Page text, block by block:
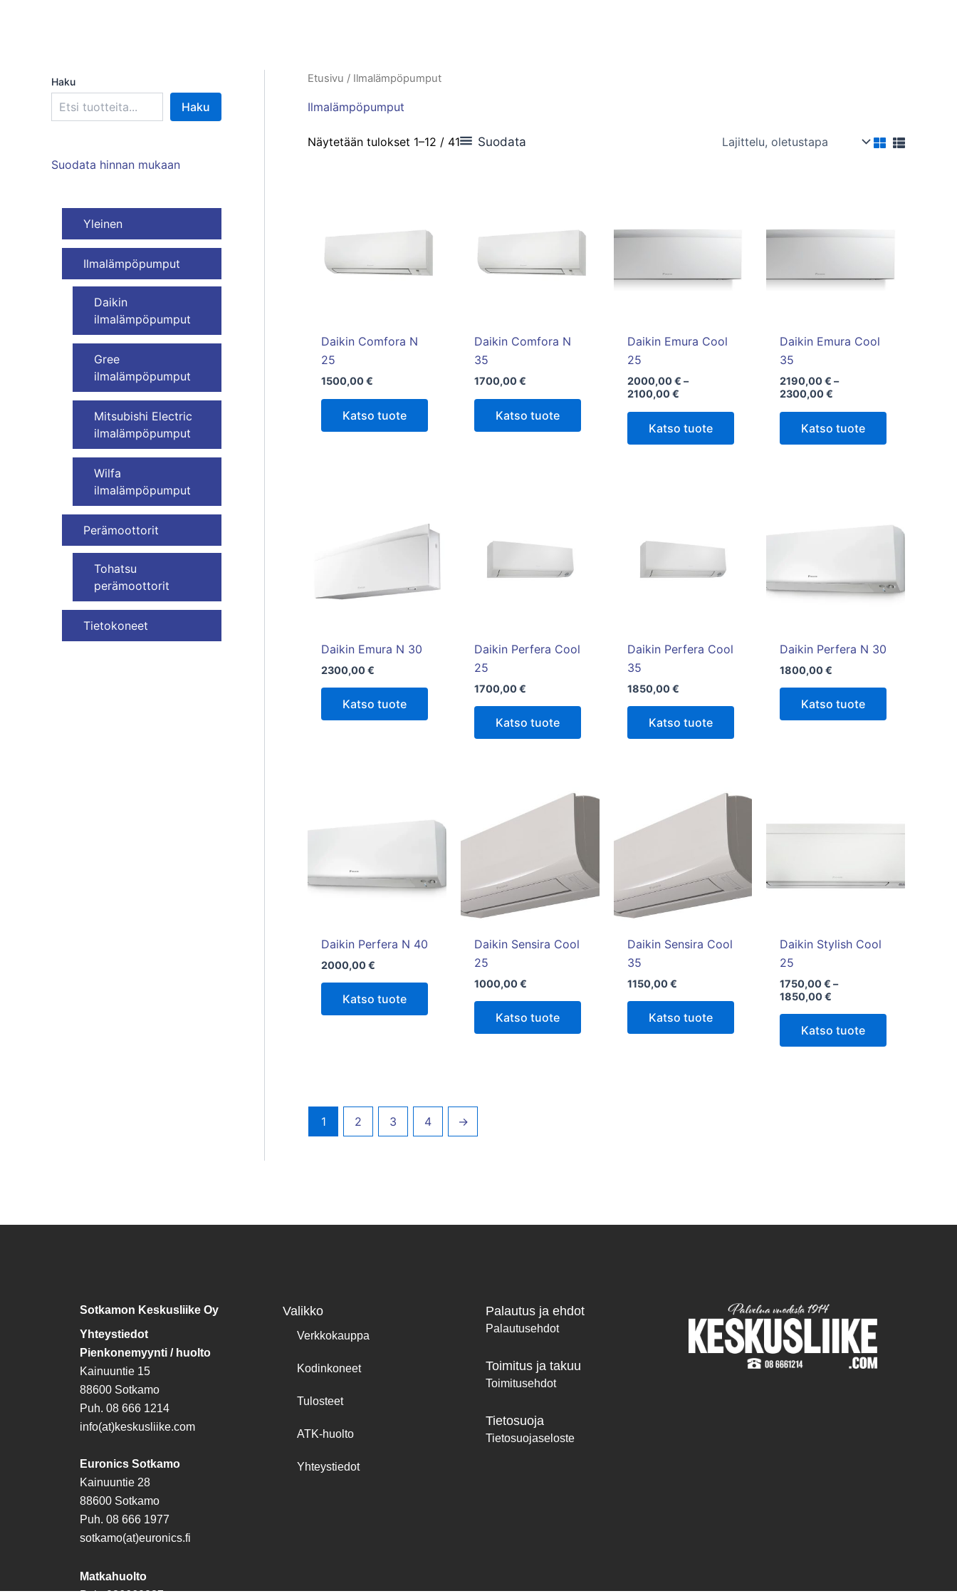
Haku
Haku
Suodata hinnan mukaan
Yleinen
Ilmalämpöpumput
Daikin
ilmalämpöpumput
Gree
ilmalämpöpumput
Mitsubishi Electric
ilmalämpöpumput
Wilfa
ilmalämpöpumput
Perämoottorit
Tohatsu
perämoottorit
Tietokoneet
Etusivu / Ilmalämpöpumput
Ilmalämpöpumput
Näytetään tulokset 1–12 / 41 Suodata
Daikin Comfora N
25
1500,00€
Katso tuote
Daikin Comfora N
35
1700,00€
Katso tuote
Daikin Emura Cool
25
2000,00€ –
2100,00€
2100,00 €
Katso tuote
Daikin Emura Cool
35
2190,00€ –
2300,00€
2300,00 €
Katso tuote
Daikin Emura N 30
2300,00€
Katso tuote
on
muunnelma.
Voit
Daikin Perfera Cool
25
1700,00€
Katso tuote
Daikin Perfera Cool
35
1850,00€
Katso tuote
Daikin Perfera N 30
1800,00€
Katso tuote
Daikin Perfera N 40
2000,00€
Katso tuote
Daikin Sensira Cool
25
1000,00€
Katso tuote
Daikin Sensira Cool
35
1150,00€
Katso tuote
Daikin Stylish Cool
25
1750,00€ –
1850,00€
Katso tuote
on
Voit
1 2 3 4 →
Sotkamon Keskusliike Oy
Yhteystiedot
Pienkonemyynti / huolto
Kainuuntie 15
88600 Sotkamo
Puh. 08 666 1214
info(at)keskusliike.com
Euronics Sotkamo
Kainuuntie 28
88600 Sotkamo
Puh. 08 666 1977
sotkamo(at)euronics.fi
Matkahuolto
Valikko
Verkkokauppa
Kodinkoneet
Tulosteet
ATK-huolto
Yhteystiedot
Palautus ja ehdot
Palautusehdot
Toimitus ja takuu
Toimitusehdot
Tietosuoja
Tietosuojaseloste